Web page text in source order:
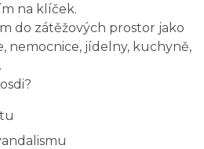
na klíček.
do zátěžových prostor jako
nemocnice, jídelny, kuchyně,